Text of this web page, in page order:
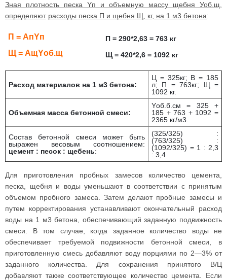
Зная плотность песка Yп и объемную массу щебня Уоб.щ,
определяют расходы песка П и щебня Щ, кг, на 1 м3 бетона:
П = АпYп П = 290*2,63 = 763 кг
Щ = АщYоб.щ Щ = 420*2,6 = 1092 кг
Расход материалов на 1 м3 бетона:
Ц = 325кг; В = 185
л; П = 763кг; Щ =
1092 кг.
Объемная масса бетонной смеси:
Yоб.б.см = 325 +
185 + 763 + 1092 =
2365 кг/м3.
Состав бетонной смеси может быть
выражен весовым соотношением:
цемент : песок : щебень:
(325/325) :
(763/325) :
(1092/325) = 1 : 2,3
: 3,4
Для приготовления пробных замесов количество цемента,
песка, щебня и воды уменьшают в соответствии с принятым
объемом пробного замеса. Затем делают пробные замесы и
путем корректирования устанавливают окончательный расход
воды на 1 м3 бетона, обеспечивающий заданную подвижность
смеси. В том случае, когда заданное количество воды не
обеспечивает требуемой подвижности бетонной смеси, в
приготовленную смесь добавляют воду порциями по 2—3% от
заданного количества. Для сохранения принятого В/Ц
добавляют также соответствующее количество цемента. Если